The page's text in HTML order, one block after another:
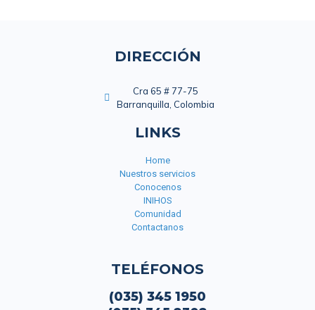
DIRECCIÓN
Cra 65 # 77-75
Barranquilla, Colombia
LINKS
Home
Nuestros servicios
Conocenos
INIHOS
Comunidad
Contactanos
TELÉFONOS
(035) 345 1950